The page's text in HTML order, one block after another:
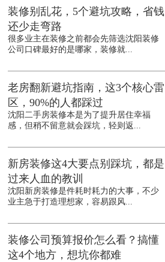
装修别乱花，5个避坑攻略，省钱
还少走弯路
很多业主在装修之前都会先筛选沈阳装修
公司口碑最好的是哪家，装修就...
老房翻新避坑指南，这3个核心雷
区，90%的人都踩过
沈阳二手房装修本是为了提升居住幸福
感，但稍不留意就会踩坑，轻则返...
新房装修这4大要点别踩坑，都是
过来人血的教训
沈阳新房装修是件耗时耗力的大事，不少
业主急于打造理想家，容易跟风...
装修公司预算报价怎么看？搞懂
这4个地方，想坑你都难